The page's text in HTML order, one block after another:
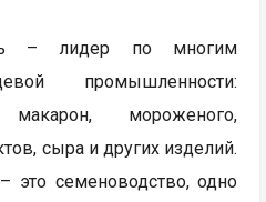
– лидер по многим
промышленности:
мороженого,
сыра и других изделий.
это семеноводство, одно